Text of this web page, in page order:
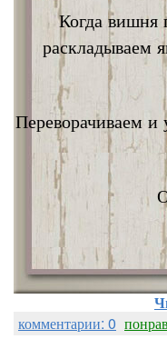
Когда
раскладываем
Переворачиваем
комментарии: 0